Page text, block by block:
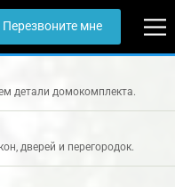
Перезвоните мне
детали домокомплекта.
дверей и перегородок.